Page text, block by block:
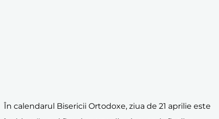
În calendarul Bisericii Ortodoxe, ziua de 21 aprilie este